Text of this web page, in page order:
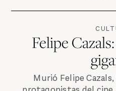
Felipe
Murió Felipe